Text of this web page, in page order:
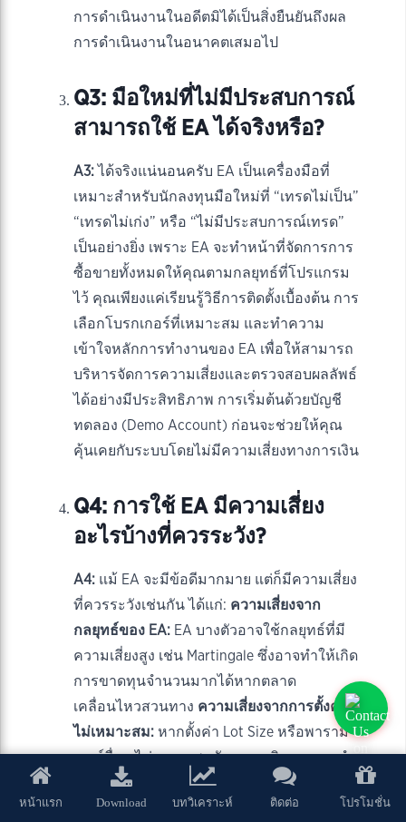
การดำเนินงานในอดีตมิได้เป็นสิ่งยืนยันถึงผล
การดำเนินงานในอนาคตเสมอไป
Q3: มือใหม่ที่ไม่มีประสบการณ์
สามารถใช้ EA ได้จริงหรือ?
A3: ได้จริงแน่นอนครับ EA เป็นเครื่องมือที่
เหมาะสำหรับนักลงทุนมือใหม่ที่ “เทรดไม่เป็น”
“เทรดไม่เก่ง” หรือ “ไม่มีประสบการณ์เทรด”
เป็นอย่างยิ่ง เพราะ EA จะทำหน้าที่จัดการการ
ซื้อขายทั้งหมดให้คุณตามกลยุทธ์ที่โปรแกรม
ไว้ คุณเพียงแค่เรียนรู้วิธีการติดตั้งเบื้องต้น การ
เลือกโบรกเกอร์ที่เหมาะสม และทำความ
เข้าใจหลักการทำงานของ EA เพื่อให้สามารถ
บริหารจัดการความเสี่ยงและตรวจสอบผลลัพธ์
ได้อย่างมีประสิทธิภาพ การเริ่มต้นด้วยบัญชี
ทดลอง (Demo Account) ก่อนจะช่วยให้คุณ
คุ้นเคยกับระบบโดยไม่มีความเสี่ยงทางการเงิน
Q4: การใช้ EA มีความเสี่ยง
อะไรบ้างที่ควรระวัง?
A4: แม้ EA จะมีข้อดีมากมาย แต่ก็มีความเสี่ยง
ที่ควรระวังเช่นกัน ได้แก่: ความเสี่ยงจาก
กลยุทธ์ของ EA: EA บางตัวอาจใช้กลยุทธ์ที่มี
ความเสี่ยงสูง เช่น Martingale ซึ่งอาจทำให้เกิด
การขาดทุนจำนวนมากได้หากตลาด
เคลื่อนไหวสวนทาง ความเสี่ยงจากการตั้งค่าที่
ไม่เหมาะสม: หากตั้งค่า Lot Size หรือพารามิ
เตอร์อื่นๆ ไม่เหมาะสมกับขนาดเงินทุน อาจนำ
ไปสู่ Margin Call หรือพอร์ตแตกได้ความเสี่ยง
จากสภาวะตลาด:EA ถูกออกแบบมาสำหรับ
หน้าแรก Download บทวิเคราะห์ ติดต่อ โปรโมชั่น